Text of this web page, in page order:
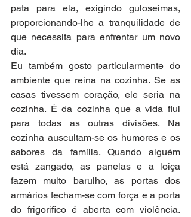
pata para ela, exigindo guloseimas,
proporcionando-lhe a tranquilidade de
que necessita para enfrentar um novo
dia.
Eu também gosto particularmente do
ambiente que reina na cozinha. Se as
casas tivessem coração, ele seria na
cozinha. É da cozinha que a vida flui
para todas as outras divisões. Na
cozinha auscultam-se os humores e os
sabores da família. Quando alguém
está zangado, as panelas e a loiça
fazem muito barulho, as portas dos
armários fecham-se com força e a porta
do frigorifico é aberta com violência.